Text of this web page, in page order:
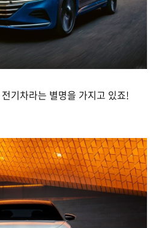
기차라는 별명을 가지고 있죠!